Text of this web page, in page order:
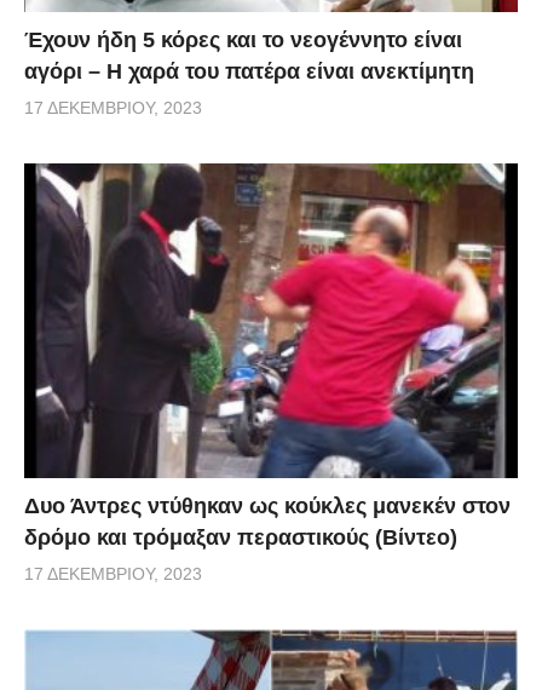
Έχουν ήδη 5 κόρες και το νεογέννητο είναι
αγόρι – Η χαρά του πατέρα είναι ανεκτίμητη
17 ΔΕΚΕΜΒΡΊΟΥ, 2023
Δυο Άντρες ντύθηκαν ως κούκλες μανεκέν στον
δρόμο και τρόμαξαν περαστικούς (Βίντεο)
17 ΔΕΚΕΜΒΡΊΟΥ, 2023